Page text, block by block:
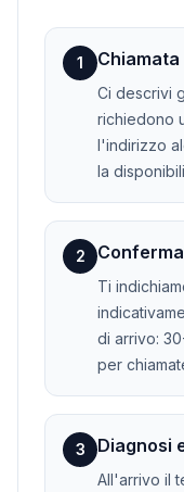
1
Ci descrivi
richiedono
l'indirizzo
la
2
Ti
di arrivo:
per
3 Diagnosi
All'arrivo il